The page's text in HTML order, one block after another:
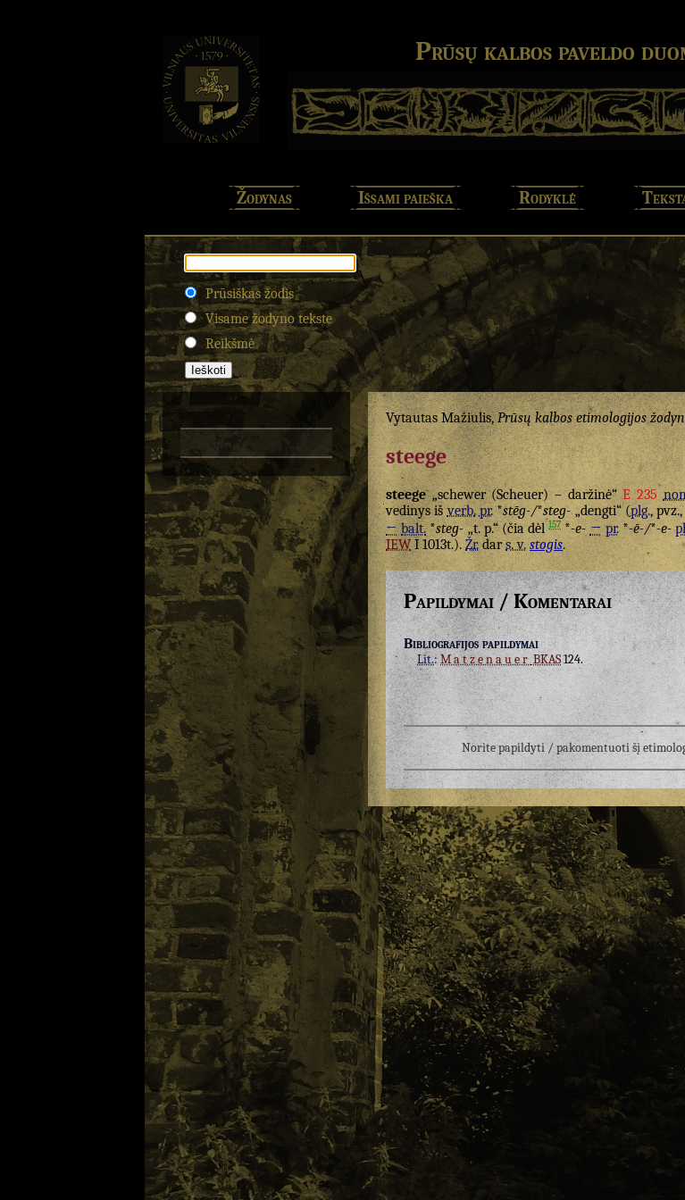
Prūsų kalbos paveldo
Žodynas Išsami paieška Rodyklė
Prūsiškas žodis
Visame žodyno tekste
Reikšmė
Vytautas Mažiulis,Prūsų kalbos etimologijos
steege
steege„schewer (Scheuer) – daržinė“E 235
vedinys išverb. pr.*stēg-/*steg-„dengti“ (plg.,
← balt.*steg-„t. p.“ (čia dėl157*-e- → pr.*-ē-/*-e-
IEWI 1013t.).Žr.dars. v. stogis.
Papildymai / Komentarai
Bibliografijos papildymai
Lit.:MatzenauerBKAS124.
Norite papildyti / pakomentuoti šį